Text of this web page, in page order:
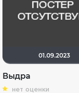
01.09.2023
Выдра
нет оценки